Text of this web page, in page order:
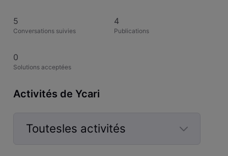
5
Conversations suivies
4
Publications
0
Solutions acceptées
Activités de Ycari
Toutesles activités